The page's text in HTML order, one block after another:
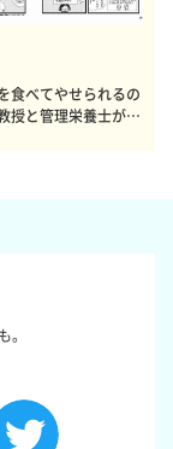
食べてやせられるの
と管理栄養士が出